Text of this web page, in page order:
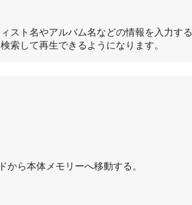
スト名やアルバム名などの情報を入力する
索して再生できるようになります。
ら本体メモリーへ移動する。